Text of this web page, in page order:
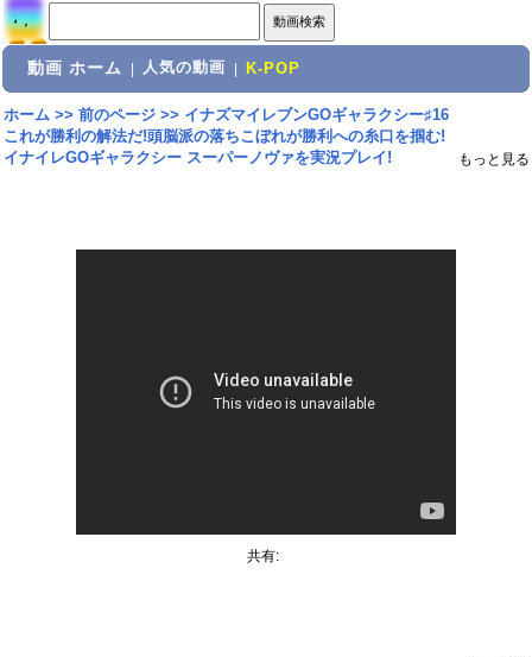
動画 ホーム 人気の動画 K-POP
ホーム>> 前のページ>> イナズマイレブンGOギャラクシー♯16
これが勝利の解法だ!頭脳派の落ちこぼれが勝利への糸口を掴む!
イナイレGOギャラクシー スーパーノヴァを実況プレイ!
もっと見る
共有: